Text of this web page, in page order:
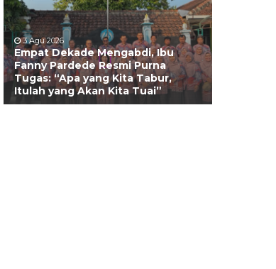
3 Agu 2026
Empat Dekade Mengabdi, Ibu
Fanny Pardede Resmi Purna
Tugas: “Apa yang Kita Tabur,
Itulah yang Akan Kita Tuai”